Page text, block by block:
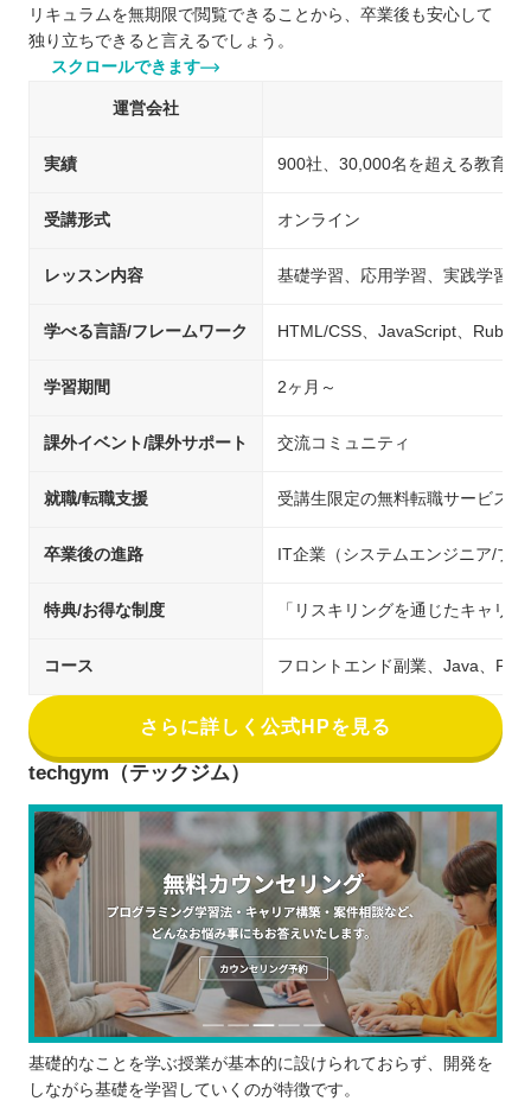
リキュラムを無期限で閲覧できることから、卒業後も安心して
独り立ちできると言えるでしょう。
スクロールできます
運営会社
実績 900社、30,000名を超える教育実
受講形式 オンライン
レッスン内容 基礎学習、応用学習、実践学習
学べる言語/フレームワーク HTML/CSS、JavaScript、Ruby
学習期間 2ヶ月～
課外イベント/課外サポート 交流コミュニティ
就職/転職支援 受講生限定の無料転職サービス
卒業後の進路 IT企業（システムエンジニア/プ
特典/お得な制度 「リスキリングを通じたキャリ
コース フロントエンド副業、Java、
さらに詳しく公式HPを見る
techgym（テックジム）
基礎的なことを学ぶ授業が基本的に設けられておらず、開発を
しながら基礎を学習していくのが特徴です。